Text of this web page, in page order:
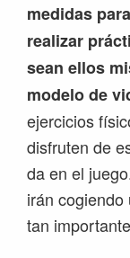
medidas
realizar
sean ellos
modelo de
ejercicios
disfruten de
da en el
irán
tan